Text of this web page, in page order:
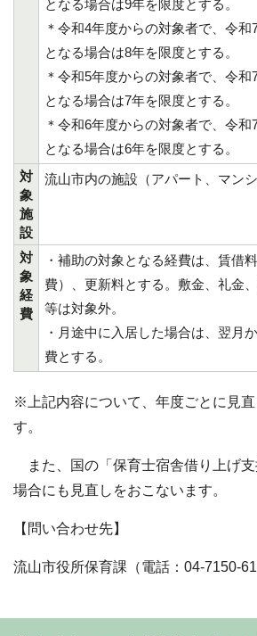
となる場合は9年を限度とする。
＊令和4年度からの対象者で、令
となる場合は8年を限度とする。
＊令和5年度からの対象者で、令
となる場合は7年を限度とする。
＊令和6年度からの対象者で、令
となる場合は6年を限度とする。
対
象
施
設
流山市内の施設（アパート、マンシ
対
象
経
費
・補助の対象となる経費は、賃借
費）、更新料とする。敷金、礼金
等は対象外。
・月途中に入居した場合は、翌月
費とする。
※上記内容について、年度ごとに見直
す。
また、国の「保育士宿舎借り上げ
場合にも見直しをおこないます。
【問い合わせ先】
流山市役所保育課（電話：04-7150-